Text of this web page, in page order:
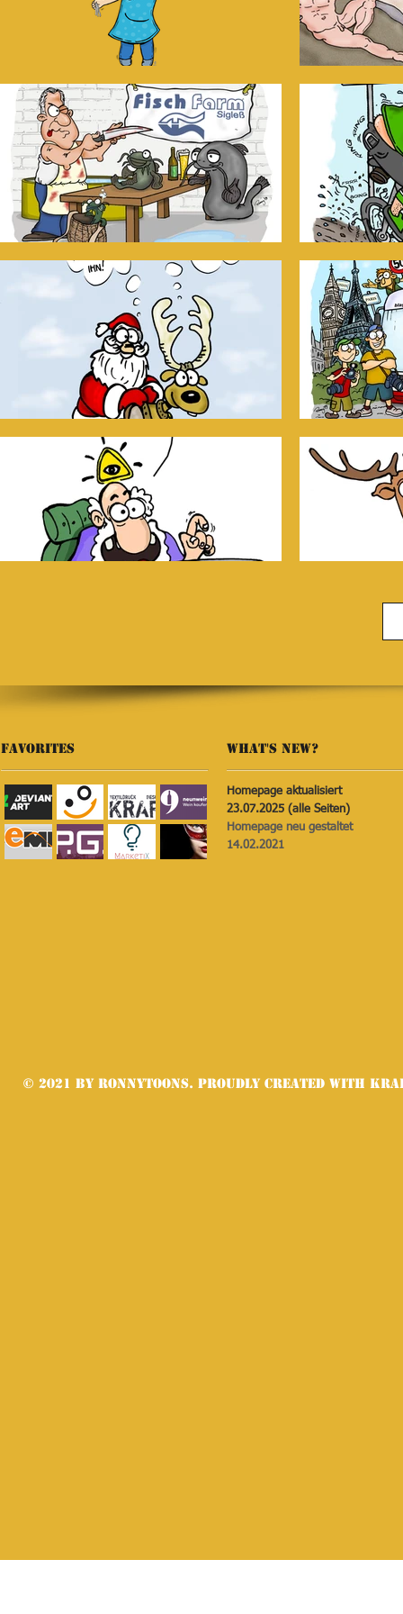
FAVORITES​ WHAT'S NEW?
Homepage aktualisiert
23.07.2025 (alle Seiten)
Homepage neu gestaltet
14.02.2021
© 2021 by Ronnytoons. Proudly created with